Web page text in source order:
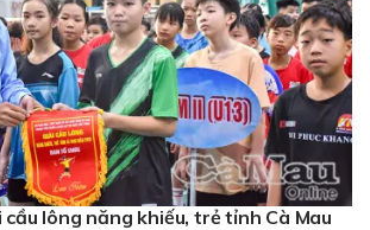
cầu lông năng khiếu, trẻ tỉnh Cà Mau